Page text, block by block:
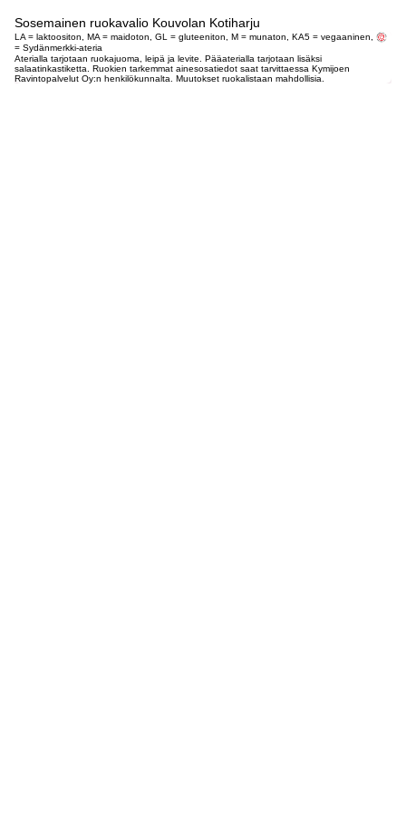
Sosemainen ruokavalio Kouvolan Kotiharju
LA = laktoositon, MA = maidoton, GL = gluteeniton, M = munaton, KA5 = vegaaninen,
= Sydänmerkki-ateria
Aterialla tarjotaan ruokajuoma, leipä ja levite. Pääaterialla tarjotaan lisäksi
salaatinkastiketta. Ruokien tarkemmat ainesosatiedot saat tarvittaessa Kymijoen
Ravintopalvelut Oy:n henkilökunnalta. Muutokset ruokalistaan mahdollisia.